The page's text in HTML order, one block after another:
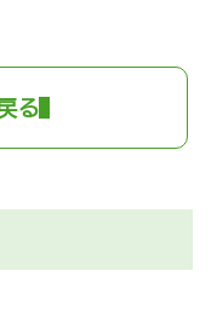
る